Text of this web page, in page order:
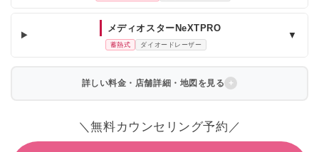
メディオスターNeXTPRO
蓄熱式 ダイオードレーザー
▼
詳しい料金・店舗詳細・地図を見る
＼無料カウンセリング予約／